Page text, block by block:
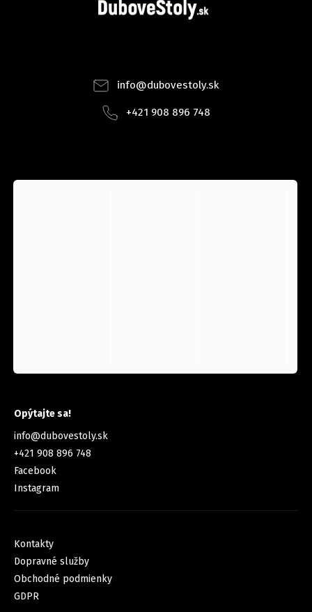
info@dubovestoly.sk
+421 908 896 748
Opýtajte sa!
info@dubovestoly.sk
+421 908 896 748
Facebook
Instagram
Kontakty
Dopravné služby
Obchodné podmienky
GDPR